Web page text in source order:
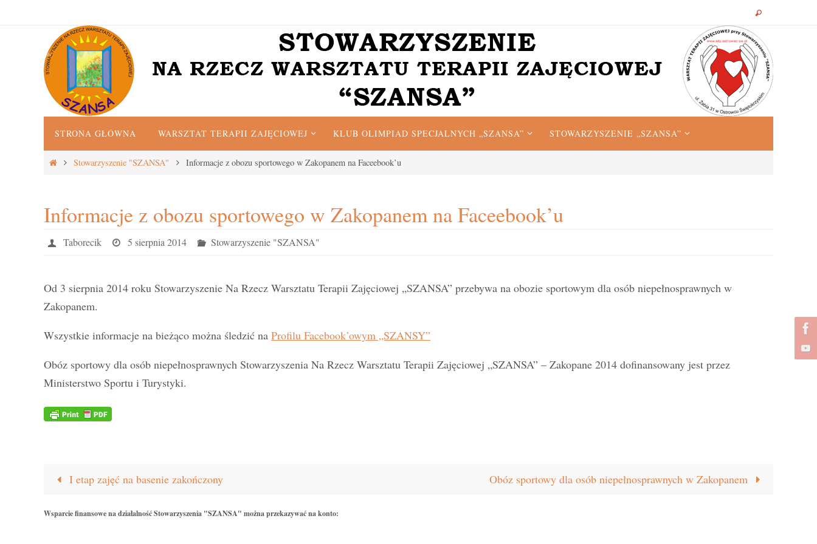
treści
STRONA GŁÓWNA WARSZTAT TERAPII ZAJĘCIOWEJ KLUB OLIMPIAD SPECJALNYCH „SZANSA” STOWARZYSZENIE „SZANSA”
StronaStowarzyszenie "SZANSA" Informacje z obozu sportowego w Zakopanem na Faceebook’u
Informacje z obozu sportowego w Zakopanem na Faceebook’u
Taborecik 5 sierpnia 2014 Stowarzyszenie "SZANSA"
Od 3 sierpnia 2014 roku Stowarzyszenie Na Rzecz Warsztatu Terapii Zajęciowej „SZANSA” przebywa na obozie sportowym dla osób niepełnosprawnych w
Zakopanem.
Wszystkie informacje na bieżąco można śledzić na Profilu Facebook’owym „SZANSY”
Obóz sportowy dla osób niepełnosprawnych Stowarzyszenia Na Rzecz Warsztatu Terapii Zajęciowej „SZANSA” – Zakopane 2014 dofinansowany jest przez
Ministerstwo Sportu i Turystyki.
I etap zajęć na basenie zakończony Obóz sportowy dla osób niepełnosprawnych w Zakopanem
Wsparcie finansowe na działalność Stowarzyszenia "SZANSA" można przekazywać na konto: